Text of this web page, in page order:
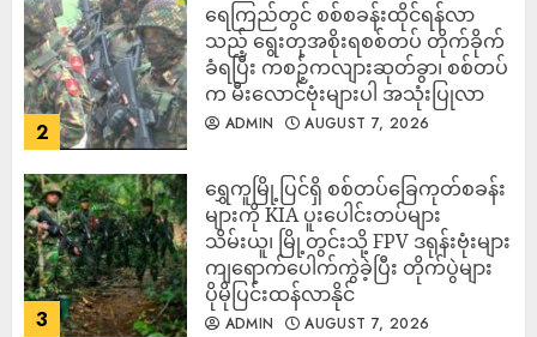
2
ရေကြည်တွင် စစ်စခန်းထိုင်ရန်လာ
သည့် ရွေးတုအစိုးရစစ်တပ် တိုက်ခိုက်
ခံရပြီး ကစဉ့်ကလျားဆုတ်ခွာ၊ စစ်တပ်
က မီးလောင်ဗုံးများပါ အသုံးပြုလာ
ADMIN AUGUST 7, 2026
3
‎ရွှေကူမြို့ပြင်ရှိ စစ်တပ်ခြေကုတ်စခန်း
များကို KIA ပူးပေါင်းတပ်များ
သိမ်းယူ၊ မြို့တွင်းသို့ FPV ဒရုန်းဗုံးများ
ကျရောက်ပေါက်ကွဲခဲ့ပြီး တိုက်ပွဲများ
ပိုမိုပြင်းထန်လာနိုင်
ADMIN AUGUST 7, 2026